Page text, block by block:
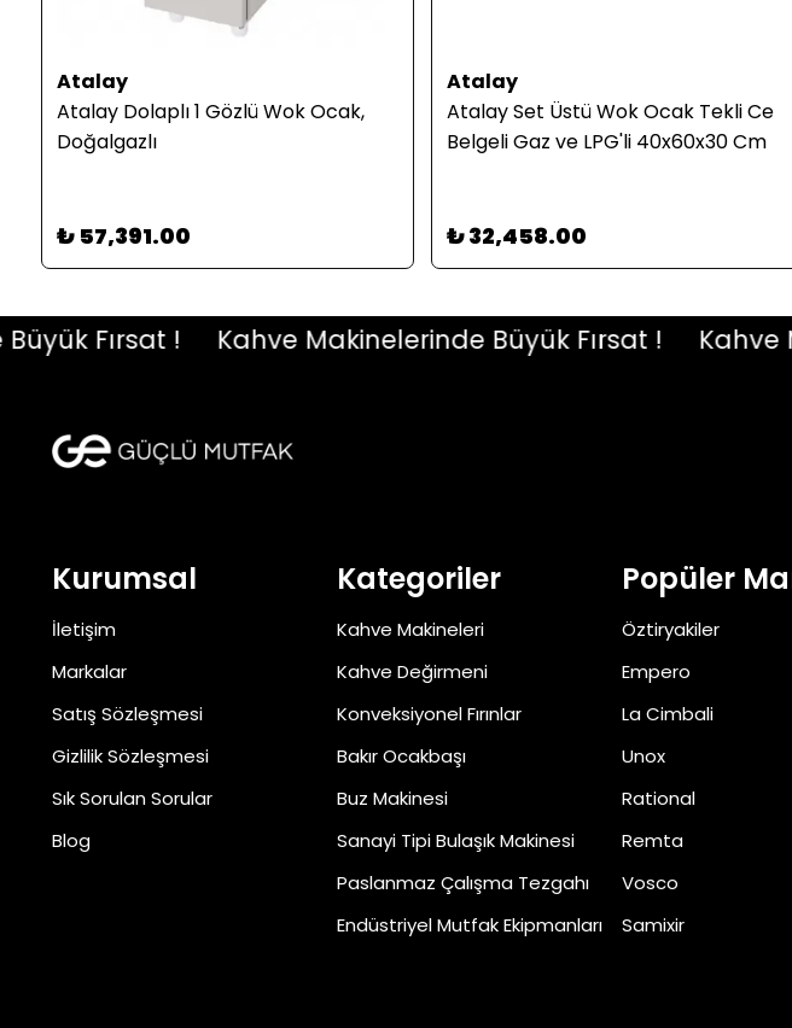
Atalay
Atalay Dolaplı 1 Gözlü Wok Ocak,
Doğalgazlı
₺ 57,391.00
Atalay
Atalay Set Üstü Wok Ocak Tekli Ce
Belgeli Gaz ve LPG'li 40x60x30 Cm
₺ 32,458.00
Fırsat ! Kahve Makinelerinde Büyük Fırsat ! Kahve
Kurumsal
İletişim
Markalar
Satış Sözleşmesi
Gizlilik Sözleşmesi
Sık Sorulan Sorular
Blog
Kategoriler
Kahve Makineleri
Kahve Değirmeni
Konveksiyonel Fırınlar
Bakır Ocakbaşı
Buz Makinesi
Sanayi Tipi Bulaşık Makinesi
Paslanmaz Çalışma Tezgahı
Endüstriyel Mutfak Ekipmanları
Popüler
Öztiryakiler
Empero
La Cimbali
Unox
Rational
Remta
Vosco
Samixir